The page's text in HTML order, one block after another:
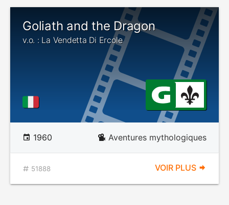
Goliath and the Dragon
v.o. : La Vendetta Di Ercole
1960 Aventures mythologiques
51888 VOIR PLUS